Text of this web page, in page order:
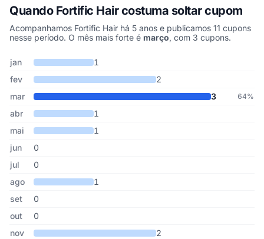
Quando Fortific Hair costuma soltar cupom
Acompanhamos Fortific Hair há 5 anos e publicamos 11 cupons
nesse período. O mês mais forte é março, com 3 cupons.
Cupons de Fortific Hair publicados por mês, somando os últimos
Mês Cupons publicados
jan
1
fev
2
mar
3 64%
abr
1
mai
1
jun
0
jul
0
ago
1
set
0
out
0
nov
2